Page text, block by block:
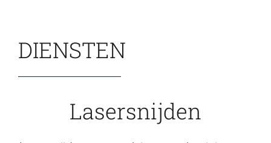
DIENSTEN
Lasersnijden